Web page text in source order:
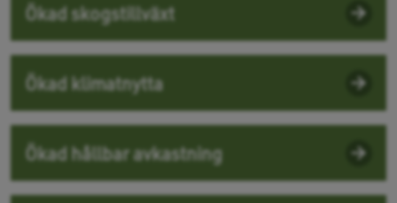
Ökad skogstillväxt
Ökad klimatnytta
Ökad hållbar avkastning